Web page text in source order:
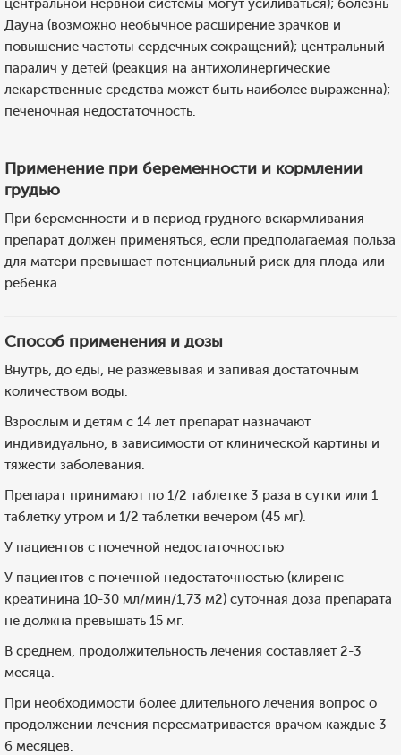
центральной нервной системы могут усиливаться); болезнь
Дауна (возможно необычное расширение зрачков и
повышение частоты сердечных сокращений); центральный
паралич у детей (реакция на антихолинергические
лекарственные средства может быть наиболее выраженна);
печеночная недостаточность.
Применение при беременности и кормлении
грудью
При беременности и в период грудного вскармливания
препарат должен применяться, если предполагаемая польза
для матери превышает потенциальный риск для плода или
ребенка.
Способ применения и дозы
Внутрь, до еды, не разжевывая и запивая достаточным
количеством воды.
Взрослым и детям с 14 лет препарат назначают
индивидуально, в зависимости от клинической картины и
тяжести заболевания.
Препарат принимают по 1/2 таблетке 3 раза в сутки или 1
таблетку утром и 1/2 таблетки вечером (45 мг).
У пациентов с почечной недостаточностью
У пациентов с почечной недостаточностью (клиренс
креатинина 10-30 мл/мин/1,73 м2) суточная доза препарата
не должна превышать 15 мг.
В среднем, продолжительность лечения составляет 2-3
месяца.
При необходимости более длительного лечения вопрос о
продолжении лечения пересматривается врачом каждые 3-
6 месяцев.